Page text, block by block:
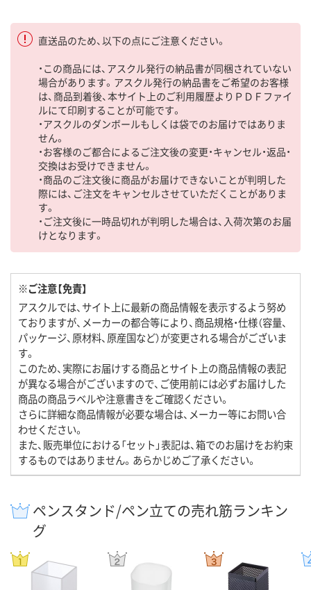
直送品のため、以下の点にご注意ください。
・この商品には、アスクル発行の納品書が同梱されていない
場合があります。アスクル発行の納品書をご希望のお客様
は、商品到着後、本サイト上のご利用履歴よりＰＤＦファイ
ルにて印刷することが可能です。
・アスクルのダンボールもしくは袋でのお届けではありま
せん。
・お客様のご都合によるご注文後の変更・キャンセル・返品・
交換はお受けできません。
・商品のご注文後に商品がお届けできないことが判明した
際には、ご注文をキャンセルさせていただくことがありま
す。
・ご注文後に一時品切れが判明した場合は、入荷次第のお届
けとなります。
※ご注意【免責】
アスクルでは、サイト上に最新の商品情報を表示するよう努め
ておりますが、メーカーの都合等により、商品規格・仕様（容量、
パッケージ、原材料、原産国など）が変更される場合がございま
す。
このため、実際にお届けする商品とサイト上の商品情報の表記
が異なる場合がございますので、ご使用前には必ずお届けした
商品の商品ラベルや注意書きをご確認ください。
さらに詳細な商品情報が必要な場合は、メーカー等にお問い合
わせください。
また、販売単位における「セット」表記は、箱でのお届けをお約束
するものではありません。あらかじめご了承ください。
ペンスタンド/ペン立ての売れ筋ランキン
グ